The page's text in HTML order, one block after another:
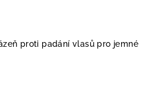
proti padání vlasů pro jemné